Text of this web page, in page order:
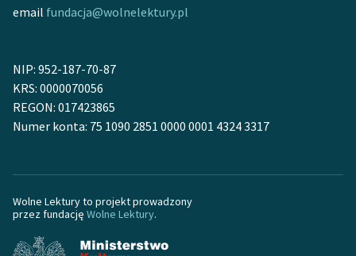
Starego Testamentu
Szkoła Poezji Wolnych
Lektur
O nas
O projekcie
email fundacja@wolnelektury.pl
NIP: 952-187-70-87
KRS: 0000070056
REGON: 017423865
Numer konta: 75 1090 2851 0000 0001 4324 3317
Wolne Lektury to projekt prowadzony
przez fundację Wolne Lektury.